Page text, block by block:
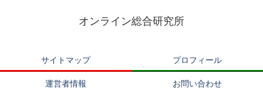
オンライン総合研究所
サイトマップ プロフィール
運営者情報 お問い合わせ